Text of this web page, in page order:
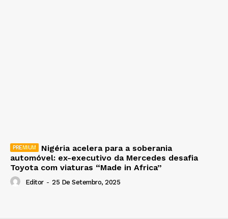
Nigéria acelera para a soberania
automóvel: ex-executivo da Mercedes desafia
Toyota com viaturas “Made in Africa”
Editor - 25 De Setembro, 2025